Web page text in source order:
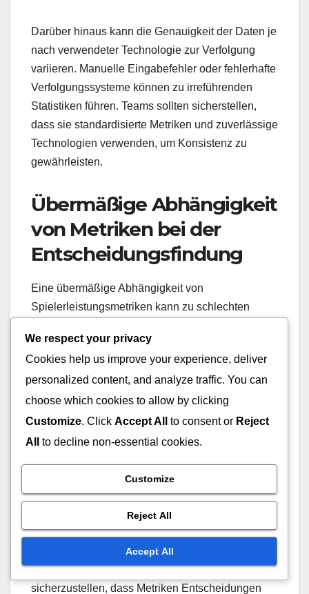
Darüber hinaus kann die Genauigkeit der Daten je
nach verwendeter Technologie zur Verfolgung
variieren. Manuelle Eingabefehler oder fehlerhafte
Verfolgungssysteme können zu irreführenden
Statistiken führen. Teams sollten sicherstellen,
dass sie standardisierte Metriken und zuverlässige
Technologien verwenden, um Konsistenz zu
gewährleisten.
Übermäßige Abhängigkeit
von Metriken bei der
Entscheidungsfindung
Eine übermäßige Abhängigkeit von
Spielerleistungsmetriken kann zu schlechten
könnten statistische Ergebnisse über qualitative
Bewertungen priorisieren, wie z.B. die
Führungsqualitäten oder Teamarbeit eines
Spielers. Dies kann dazu führen, dass wertvolle
Spieler übersehen werden, die möglicherweise
keine herausragenden Metriken aufweisen, aber
Um dieses Risiko zu mindern, sollten Teams
quantitative Daten mit qualitativen Einblicken von
Trainern und Scouts ausbalancieren.
Regelmäßige Diskussionen über die Rollen und
Beiträge der Spieler können helfen,
sicherzustellen, dass Metriken Entscheidungen
We respect your privacy
Cookies help us improve your experience, deliver
personalized content, and analyze traffic. You can
choose which cookies to allow by clicking
Customize. Click Accept All to consent or Reject
All
to decline non-essential cookies.
Customize
Reject All
Accept All